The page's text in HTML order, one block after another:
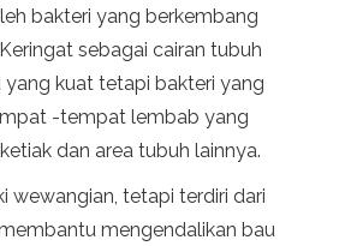
bakteri yang berkembang
sebagai cairan tubuh
kuat tetapi bakteri yang
-tempat lembab yang
dan area tubuh lainnya.
wewangian, tetapi terdiri dari
mengendalikan bau